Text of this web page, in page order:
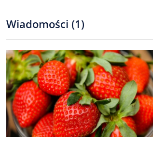
Wiadomości (1)